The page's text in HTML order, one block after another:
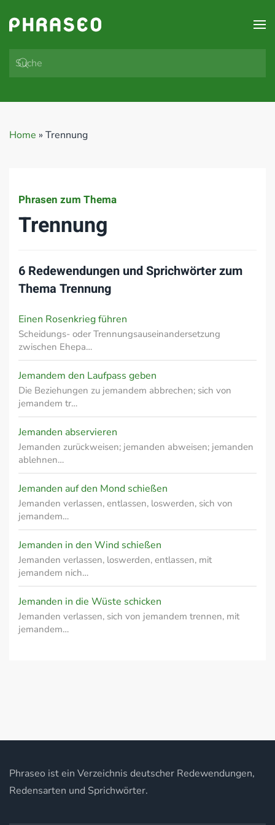
Zum Hauptinhalt springen
Home » Trennung
Phrasen zum Thema
Trennung
6 Redewendungen und Sprichwörter zum
Thema Trennung
Einen Rosenkrieg führen
Scheidungs- oder Trennungsauseinandersetzung
zwischen Ehepa…
Jemandem den Laufpass geben
Die Beziehungen zu jemandem abbrechen; sich von
jemandem tr…
Jemanden abservieren
Jemanden zurückweisen; jemanden abweisen; jemanden
ablehnen…
Jemanden auf den Mond schießen
Jemanden verlassen, entlassen, loswerden, sich von
jemandem…
Jemanden in den Wind schießen
Jemanden verlassen, loswerden, entlassen, mit
jemandem nich…
Jemanden in die Wüste schicken
Jemanden verlassen, sich von jemandem trennen, mit
jemandem…
Phraseo ist ein Verzeichnis deutscher Redewendungen,
Redensarten und Sprichwörter.